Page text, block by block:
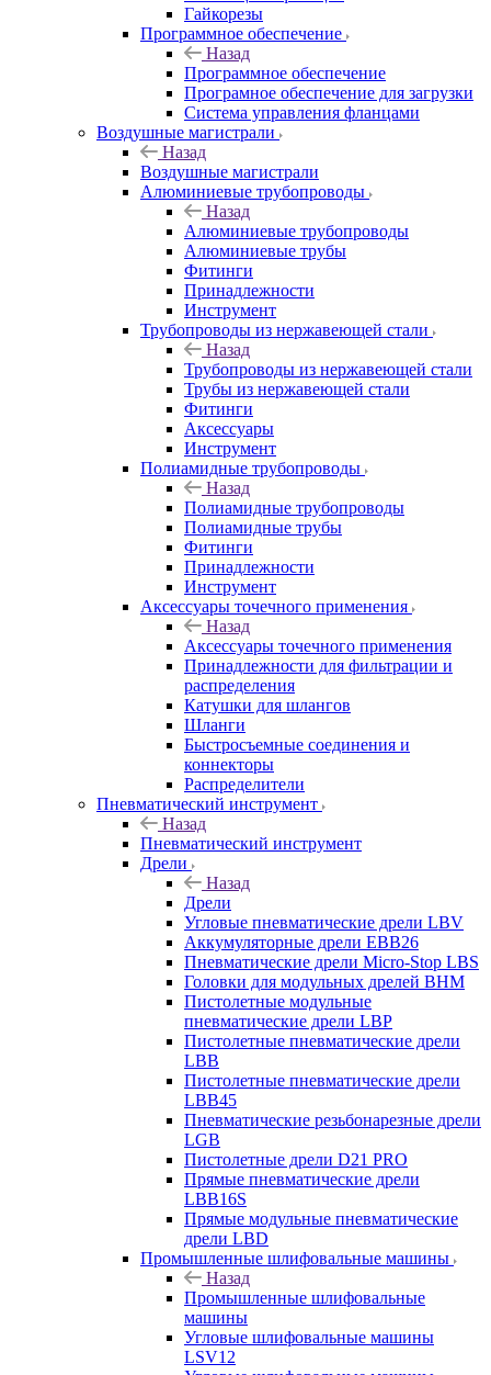
Гайкорезы
Программное обеспечение
Назад
Программное обеспечение
Програмное обеспечение для загрузки
Система управления фланцами
Воздушные магистрали
Назад
Воздушные магистрали
Алюминиевые трубопроводы
Назад
Алюминиевые трубопроводы
Алюминиевые трубы
Фитинги
Принадлежности
Инструмент
Трубопроводы из нержавеющей стали
Назад
Трубопроводы из нержавеющей стали
Трубы из нержавеющей стали
Фитинги
Аксессуары
Инструмент
Полиамидные трубопроводы
Назад
Полиамидные трубопроводы
Полиамидные трубы
Фитинги
Принадлежности
Инструмент
Аксессуары точечного применения
Назад
Аксессуары точечного применения
Принадлежности для фильтрации и
распределения
Катушки для шлангов
Шланги
Быстросъемные соединения и
коннекторы
Распределители
Пневматический инструмент
Назад
Пневматический инструмент
Дрели
Назад
Дрели
Угловые пневматические дрели LBV
Аккумуляторные дрели EBB26
Пневматические дрели Micro-Stop LBS
Головки для модульных дрелей BHM
Пистолетные модульные
пневматические дрели LBP
Пистолетные пневматические дрели
LBB
Пистолетные пневматические дрели
LBB45
Пневматические резьбонарезные дрели
LGB
Пистолетные дрели D21 PRO
Прямые пневматические дрели
LBB16S
Прямые модульные пневматические
дрели LBD
Промышленные шлифовальные машины
Назад
Промышленные шлифовальные
машины
Угловые шлифовальные машины
LSV12